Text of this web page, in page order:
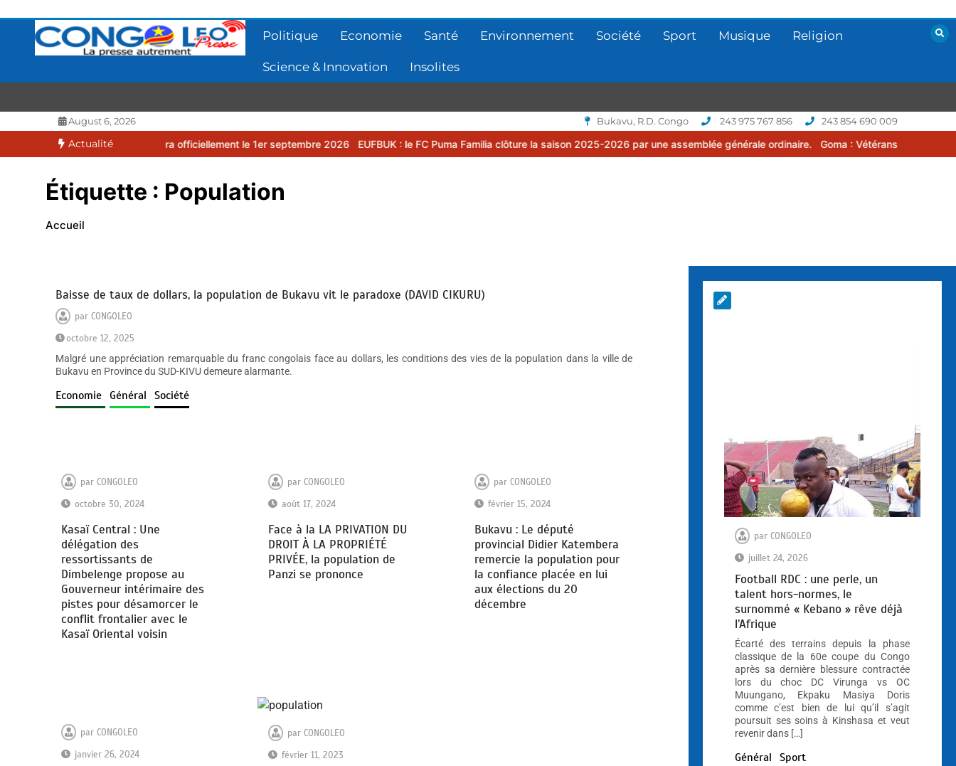
contenu
Politique Economie Santé Environnement Société Sport Musique Religion
Science & Innovation Insolites
CONGOLEO
La presse autrement
August 6, 2026 Bukavu, R.D. Congo 243 975 767 856 243 854 690 009
Actualité
2027 débutera officiellement le 1er septembre 2026 EUFBUK : le FC Puma Familia clôture la saison 2025-2026 par une assemblée générale ordinaire. Goma : Vétérans Cup 2026 -2027, une
Étiquette : Population
Accueil
Baisse de taux de dollars, la population de Bukavu vit le paradoxe (DAVID CIKURU)
parCONGOLEO
octobre 12, 2025
Malgré une appréciation remarquable du franc congolais face au dollars, les conditions des vies de la population dans la ville de
Bukavu en Province du SUD-KIVU demeure alarmante.
Economie Général Société
parCONGOLEO
octobre 30, 2024
Kasaï Central : Une
délégation des
ressortissants de
Dimbelenge propose au
Gouverneur intérimaire des
pistes pour désamorcer le
conflit frontalier avec le
Kasaï Oriental voisin
par CONGOLEO
août 17, 2024
Face à la LA PRIVATION DU
DROIT À LA PROPRIÉTÉ
PRIVÉE, la population de
Panzi se prononce
par CONGOLEO
février 15, 2024
Bukavu : Le député
provincial Didier Katembera
remercie la population pour
la confiance placée en lui
aux élections du 20
décembre
parCONGOLEO
janvier 26, 2024
par CONGOLEO
février 11, 2023
par CONGOLEO
juillet 24, 2026
Football RDC : une perle, un
talent hors-normes, le
surnommé « Kebano » rêve déjà
l’Afrique
Écarté des terrains depuis la phase
classique de la 60e coupe du Congo
après sa dernière blessure contractée
lors du choc DC Virunga vs OC
Muungano, Ekpaku Masiya Doris
comme c’est bien de lui qu’il s’agit
poursuit ses soins à Kinshasa et veut
revenir dans […]
Général Sport